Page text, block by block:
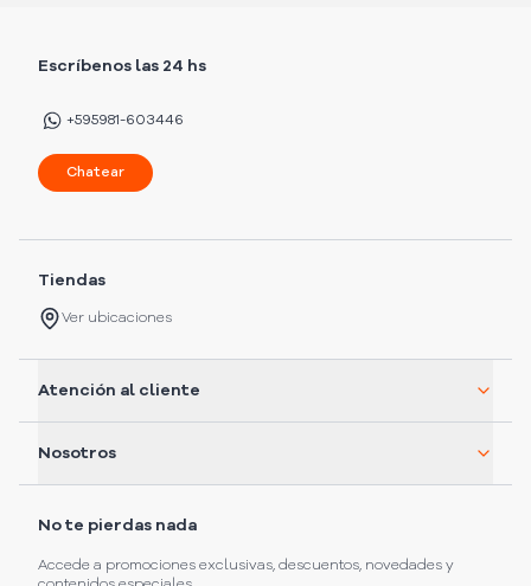
Escríbenos las 24 hs
+595981-603446
Chatear
Tiendas
Ver ubicaciones
Atención al cliente
Nosotros
No te pierdas nada
Accede a promociones exclusivas, descuentos, novedades y